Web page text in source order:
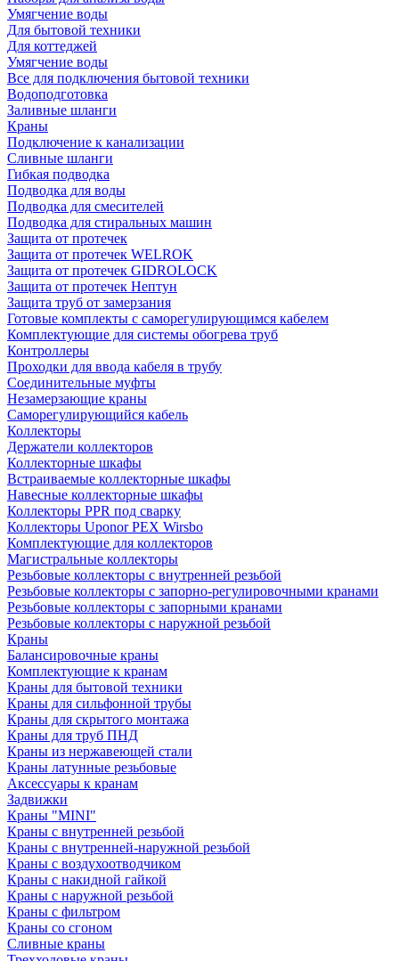
Умягчение воды
Для бытовой техники
Для коттеджей
Умягчение воды
Все для подключения бытовой техники
Водоподготовка
Заливные шланги
Краны
Подключение к канализации
Сливные шланги
Гибкая подводка
Подводка для воды
Подводка для смесителей
Подводка для стиральных машин
Защита от протечек
Защита от протечек WELROK
Защита от протечек GIDROLOCK
Защита от протечек Нептун
Защита труб от замерзания
Готовые комплекты с саморегулирующимся кабелем
Комплектующие для системы обогрева труб
Контроллеры
Проходки для ввода кабеля в трубу
Соединительные муфты
Незамерзающие краны
Саморегулирующийся кабель
Коллекторы
Держатели коллекторов
Коллекторные шкафы
Встраиваемые коллекторные шкафы
Навесные коллекторные шкафы
Коллекторы PPR под сварку
Коллекторы Uponor PEX Wirsbo
Комплектующие для коллекторов
Магистральные коллекторы
Резьбовые коллекторы с внутренней резьбой
Резьбовые коллекторы с запорно-регулировочными кранами
Резьбовые коллекторы с запорными кранами
Резьбовые коллекторы с наружной резьбой
Краны
Балансировочные краны
Комплектующие к кранам
Краны для бытовой техники
Краны для сильфонной трубы
Краны для скрытого монтажа
Краны для труб ПНД
Краны из нержавеющей стали
Краны латунные резьбовые
Аксессуары к кранам
Задвижки
Краны "MINI"
Краны с внутренней резьбой
Краны с внутренней-наружной резьбой
Краны с воздухоотводчиком
Краны с накидной гайкой
Краны с наружной резьбой
Краны с фильтром
Краны со сгоном
Сливные краны